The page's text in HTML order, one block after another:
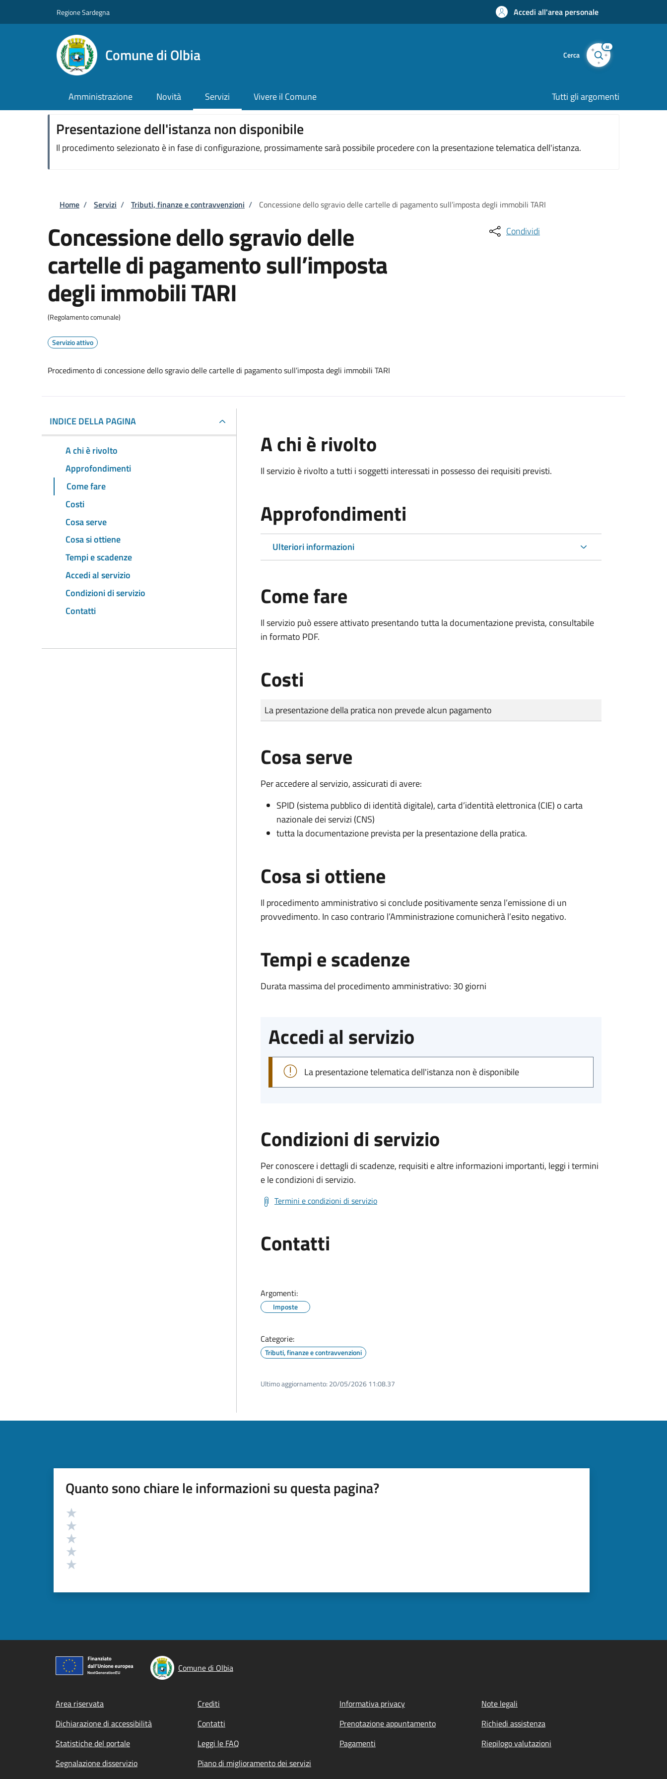
Regione Sardegna Accedi all'area personale
Comune di Olbia Cerca
AI
Amministrazione Novità Servizi Vivere il Comune Tutti gli argomenti
Presentazione dell'istanza non disponibile
Il procedimento selezionato è in fase di configurazione, prossimamente sarà possibile procedere con la presentazione telematica dell'istanza.
Briciole di pane
Home / Servizi / Tributi, finanze e contravvenzioni / Concessione dello sgravio delle cartelle di pagamento sull’imposta degli immobili TARI
Concessione dello sgravio delle
cartelle di pagamento sull’imposta
degli immobili TARI
(Regolamento comunale)
Servizio attivo
Procedimento di concessione dello sgravio delle cartelle di pagamento sull’imposta degli immobili TARI
Condividi
INDICE DELLA PAGINA
A chi è rivolto
Approfondimenti
Come fare
Costi
Cosa serve
Cosa si ottiene
Tempi e scadenze
Accedi al servizio
Condizioni di servizio
Contatti
A chi è rivolto
Il servizio è rivolto a tutti i soggetti interessati in possesso dei requisiti previsti.
Approfondimenti
Ulteriori informazioni
Come fare
Il servizio può essere attivato presentando tutta la documentazione prevista, consultabile
in formato PDF.
Costi
Tipo di pagamento
Importo
La presentazione della pratica non prevede alcun pagamento
Cosa serve
Per accedere al servizio, assicurati di avere:
SPID (sistema pubblico di identità digitale), carta d’identità elettronica (CIE) o carta
nazionale dei servizi (CNS)
tutta la documentazione prevista per la presentazione della pratica.
Cosa si ottiene
Il procedimento amministrativo si conclude positivamente senza l’emissione di un
provvedimento. In caso contrario l’Amministrazione comunicherà l’esito negativo.
Tempi e scadenze
Durata massima del procedimento amministrativo: 30 giorni
Accedi al servizio
La presentazione telematica dell'istanza non è disponibile
Condizioni di servizio
Per conoscere i dettagli di scadenze, requisiti e altre informazioni importanti, leggi i termini
e le condizioni di servizio.
Termini e condizioni di servizio
Contatti
Argomenti:
Imposte
Categorie:
Tributi, finanze e contravvenzioni
Ultimo aggiornamento: 20/05/2026 11:08.37
Quanto sono chiare le informazioni su questa pagina?
Valutazione
Comune di Olbia
Footer menu
Area riservata Crediti Informativa privacy
Note legali
Dichiarazione di accessibilità
Contatti Prenotazione appuntamento
Richiedi assistenza
Statistiche del portale
Leggi le FAQ Pagamenti
Riepilogo valutazioni
Segnalazione disservizio
Piano di miglioramento dei servizi